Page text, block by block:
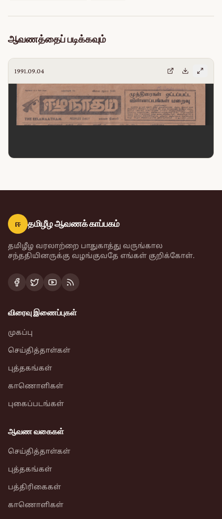
ஆவணத்தைப் படிக்கவும்
1991.09.04
ஈ தமிழீழ ஆவணக் காப்பகம்
தமிழீழ வரலாற்றை பாதுகாத்து வருங்கால
சந்ததியினருக்கு வழங்குவதே எங்கள் குறிக்கோள்.
விரைவு இணைப்புகள்
முகப்பு
செய்தித்தாள்கள்
புத்தகங்கள்
காணொளிகள்
புகைப்படங்கள்
ஆவண வகைகள்
செய்தித்தாள்கள்
புத்தகங்கள்
பத்திரிகைகள்
காணொளிகள்